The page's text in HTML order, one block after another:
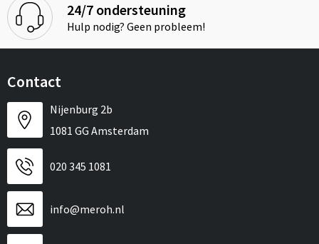
24/7 ondersteuning
Hulp nodig? Geen probleem!
Contact
Nijenburg 2b
1081 GG Amsterdam
020 345 1081
info@meroh.nl